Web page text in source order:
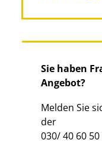
Sie haben
Angebot?
Melden Sie
der
030/ 40 60